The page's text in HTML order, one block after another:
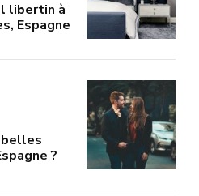
libertin à
Espagne
?